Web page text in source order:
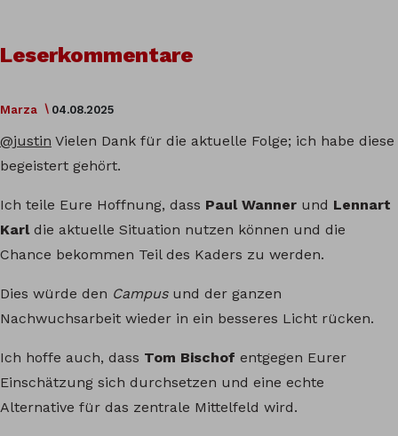
Leserkommentare
Marza 04.08.2025
@justin Vielen Dank für die aktuelle Folge; ich habe diese
begeistert gehört.
Ich teile Eure Hoffnung, dass Paul Wanner und Lennart
Karldie aktuelle Situation nutzen können und die
Chance bekommen Teil des Kaders zu werden.
Dies würde den Campusund der ganzen
Nachwuchsarbeit wieder in ein besseres Licht rücken.
Ich hoffe auch, dass Tom Bischof entgegen Eurer
Einschätzung sich durchsetzen und eine echte
Alternative für das zentrale Mittelfeld wird.